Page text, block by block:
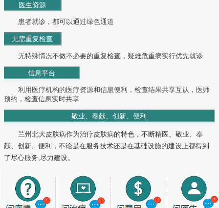
医生资源
患者就诊，都可以通过绿色通道
无需重复检查
无特殊情况不做不必要的重复检查，疑难危重病实行优先就诊
信息平台
利用医疗机构的医疗资源和信息便利，检查结果共享互认，医师
预约，检查信息实时共享
敬业、奉献、创新、便利
兰州北大皮肤病作为治疗皮肤病的特色，不断精医、敬业、奉
献、创新、便利，不论是在服务技术还是在基础设施的建设上都得到
了尽心服务,尽力建设。